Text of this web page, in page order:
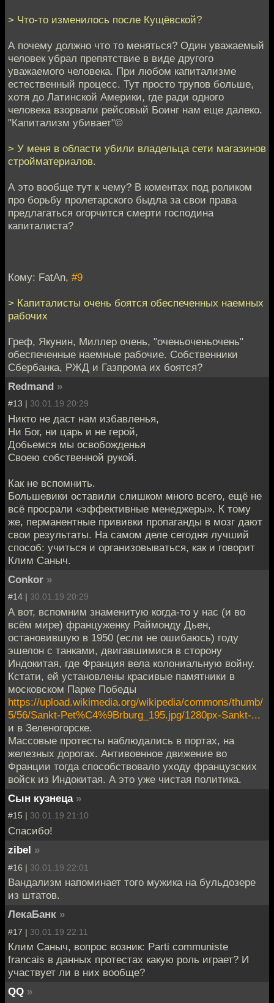
> Что-то изменилось после Кущёвской?
А почему должно что то меняться? Один уважаемый
человек убрал препятствие в виде другого
уважаемого человека. При любом капитализме
естественный процесс. Тут просто трупов больше,
хотя до Латинской Америки, где ради одного
человека взорвали рейсовый Боинг нам еще далеко.
"Капитализм убивает"©
> У меня в области убили владельца сети магазинов
стройматериалов.
А это вообще тут к чему? В коментах под роликом
про борьбу пролетарского быдла за свои права
предлагаться огорчится смерти господина
капиталиста?
Кому: FatAn, #9
> Капиталисты очень боятся обеспеченных наемных
рабочих
Греф, Якунин, Миллер очень, "оченьоченьочень"
обеспеченные наемные рабочие. Собственники
Сбербанка, РЖД и Газпрома их боятся?
Redmand »
#13 | 30.01.19 20:29
Никто не даст нам избавленья,
Ни Бог, ни царь и не герой,
Добьемся мы освобожденья
Своею собственной рукой.
Как не вспомнить.
Большевики оставили слишком много всего, ещё не
всё просрали «эффективные менеджеры». К тому
же, перманентные прививки пропаганды в мозг дают
свои результаты. На самом деле сегодня лучший
способ: учиться и организовываться, как и говорит
Клим Саныч.
Conkor »
#14 | 30.01.19 20:29
А вот, вспомним знаменитую когда-то у нас (и во
всём мире) француженку Раймонду Дьен,
остановившую в 1950 (если не ошибаюсь) году
эшелон с танками, двигавшимися в сторону
Индокитая, где Франция вела колониальную войну.
Кстати, ей установлены красивые памятники в
московском Парке Победы
https://upload.wikimedia.org/wikipedia/commons/thumb/
5/56/Sankt-Pet%C4%9Brburg_195.jpg/1280px-Sankt-...
и в Зеленогорске.
Массовые протесты наблюдались в портах, на
железных дорогах. Антивоенное движение во
Франции тогда способствовало уходу французских
войск из Индокитая. А это уже чистая политика.
Сын кузнеца »
#15 | 30.01.19 21:10
Спасибо!
zibel »
#16 | 30.01.19 22:01
Вандализм напоминает того мужика на бульдозере
из штатов.
ЛекаБанк »
#17 | 30.01.19 22:11
Клим Саныч, вопрос возник: Parti communiste
franсais в данных протестах какую роль играет? И
участвует ли в них вообще?
QQ »